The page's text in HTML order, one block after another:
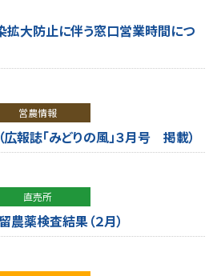
拡大防止に伴う窓口営業時間につ
営農情報
広報誌「みどりの風」３月号 掲載）
直売所
薬検査結果（２月）